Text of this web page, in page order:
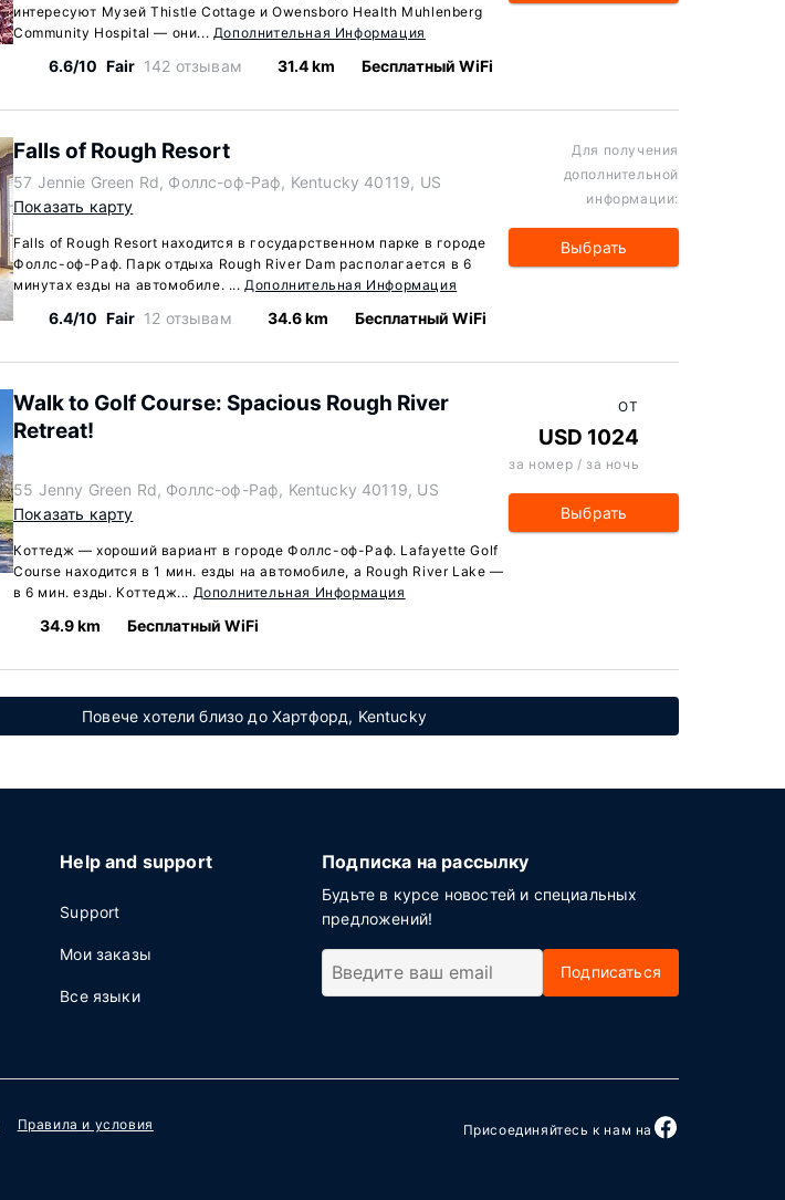
интересуют Музей Thistle Cottage и Owensboro Health Muhlenberg
Community Hospital — они... Дополнительная Информация
6.6/10 Fair 142 отзывам 31.4 km Бесплатный WiFi
Falls of Rough Resort
57 Jennie Green Rd, Фоллс-оф-Раф, Kentucky 40119, US
Показать карту
Falls of Rough Resort находится в государственном парке в городе
Фоллс-оф-Раф. Парк отдыха Rough River Dam располагается в 6
минутах езды на автомобиле. ...Дополнительная Информация
6.4/10 Fair 12 отзывам 34.6 km Бесплатный WiFi
Для получения
дополнительной
информации:
Выбрать
Walk to Golf Course: Spacious Rough River
Retreat!
55 Jenny Green Rd, Фоллс-оф-Раф, Kentucky 40119, US
Показать карту
Коттедж — хороший вариант в городе Фоллс-оф-Раф. Lafayette Golf
Course находится в 1 мин. езды на автомобиле, а Rough River Lake —
в 6 мин. езды. Коттедж... Дополнительная Информация
34.9 km Бесплатный WiFi
ОТ
USD 1024
за номер / за ночь
Выбрать
Повече хотели близо до Хартфорд, Kentucky
Help and support
Support
Мои заказы
Все языки
Подписка на рассылку
Будьте в курсе новостей и специальных
предложений!
Подписаться
Правила и условия Присоединяйтесь к нам на